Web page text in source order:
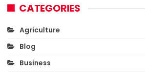
CATEGORIES
Agriculture
Blog
Business